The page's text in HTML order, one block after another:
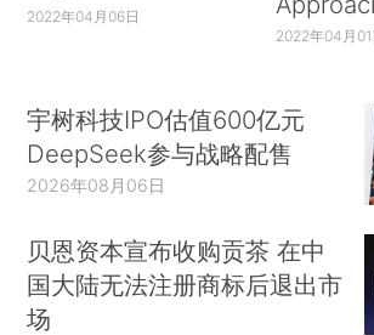
2022年04月06日
2022年04月01
宇树科技IPO估值600亿元
DeepSeek参与战略配售
2026年08月06日
贝恩资本宣布收购贡茶 在中
国大陆无法注册商标后退出市
场